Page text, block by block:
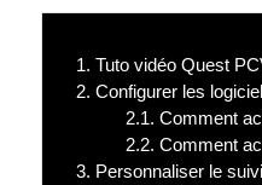
1. Tuto vidéo Quest
2. Configurer les
2.1. Comment
2.2. Comment
3. Personnaliser le